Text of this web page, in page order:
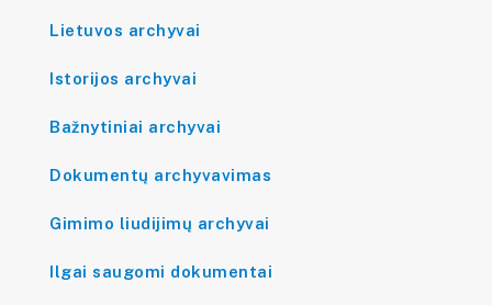
Lietuvos archyvai
Istorijos archyvai
Bažnytiniai archyvai
Dokumentų archyvavimas
Gimimo liudijimų archyvai
Ilgai saugomi dokumentai